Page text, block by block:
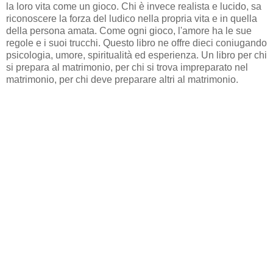
la loro vita come un gioco. Chi è invece realista e lucido, sa
riconoscere la forza del ludico nella propria vita e in quella
della persona amata. Come ogni gioco, l'amore ha le sue
regole e i suoi trucchi. Questo libro ne offre dieci coniugando
psicologia, umore, spiritualità ed esperienza. Un libro per chi
si prepara al matrimonio, per chi si trova impreparato nel
matrimonio, per chi deve preparare altri al matrimonio.